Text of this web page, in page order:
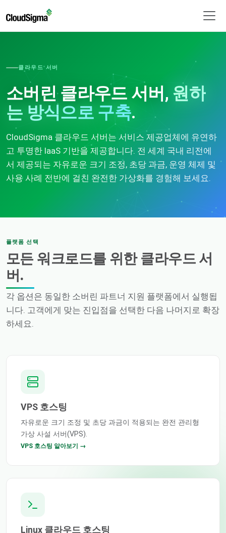
클라우드 서버
소버린 클라우드 서버, 원하
는 방식으로 구축.
CloudSigma 클라우드 서버는 서비스 제공업체에 유연하
고 투명한 IaaS 기반을 제공합니다. 전 세계 국내 리전에
서 제공되는 자유로운 크기 조정, 초당 과금, 운영 체제 및
사용 사례 전반에 걸친 완전한 가상화를 경험해 보세요.
플랫폼 선택
모든 워크로드를 위한 클라우드 서
버.
각 옵션은 동일한 소버린 파트너 지원 플랫폼에서 실행됩
니다. 고객에게 맞는 진입점을 선택한 다음 나머지로 확장
하세요.
VPS 호스팅
자유로운 크기 조정 및 초당 과금이 적용되는 완전 관리형
가상 사설 서버(VPS).
VPS 호스팅 알아보기 →
Linux 클라우드 호스팅